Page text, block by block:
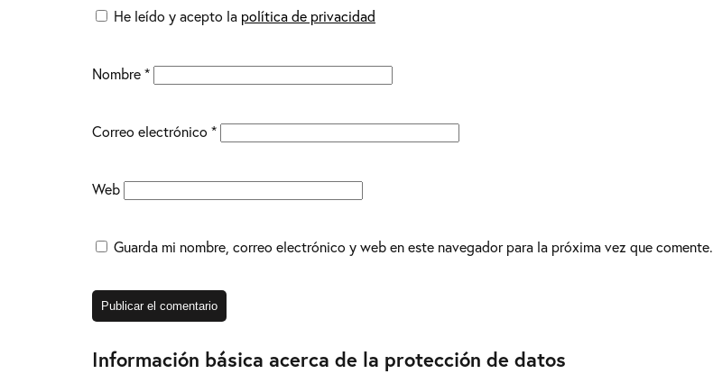
He leído y acepto la política de privacidad
Nombre*
Correo electrónico *
Web
Guarda mi nombre, correo electrónico y web en este navegador para la próxima vez que comente.
Información básica acerca de la protección de datos